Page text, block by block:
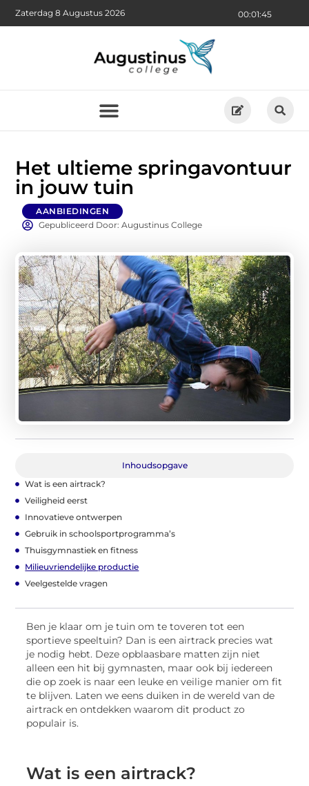
00:01:46
Zaterdag 8 Augustus 2026
Het ultieme springavontuur
in jouw tuin
AANBIEDINGEN
Gepubliceerd Door: Augustinus College
Inhoudsopgave
Wat is een airtrack?
Veiligheid eerst
Innovatieve ontwerpen
Gebruik in schoolsportprogramma’s
Thuisgymnastiek en fitness
Milieuvriendelijke productie
Veelgestelde vragen
Ben je klaar om je tuin om te toveren tot een
sportieve speeltuin? Dan is een airtrack precies wat
je nodig hebt. Deze opblaasbare matten zijn niet
alleen een hit bij gymnasten, maar ook bij iedereen
die op zoek is naar een leuke en veilige manier om fit
te blijven. Laten we eens duiken in de wereld van de
airtrack en ontdekken waarom dit product zo
populair is.
Wat is een airtrack?